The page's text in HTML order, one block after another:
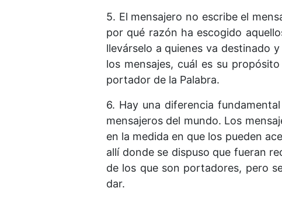
5. El mensajero no escribe el
por qué razón ha escogido
llevárselo a quienes va destinado
los mensajes, cuál es su
portador de la Palabra.
6. Hay una diferencia
mensajeros del mundo. Los
en la medida en que los pueden
allí donde se dispuso que fueran
de los que son portadores, pero
dar.